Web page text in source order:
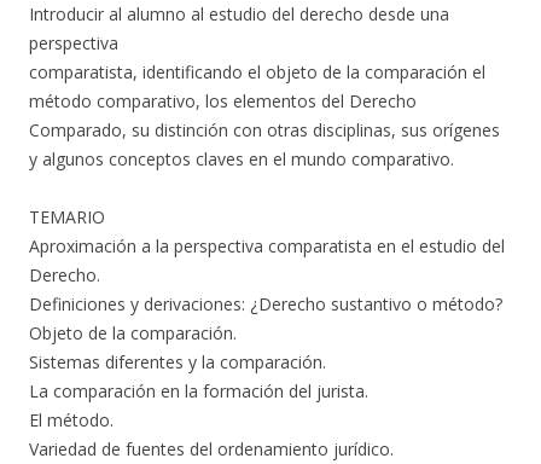
Introducir al alumno al estudio del derecho desde una
perspectiva
comparatista, identificando el objeto de la comparación el
método comparativo, los elementos del Derecho
Comparado, su distinción con otras disciplinas, sus orígenes
y algunos conceptos claves en el mundo comparativo.
TEMARIO
Aproximación a la perspectiva comparatista en el estudio del
Derecho.
Definiciones y derivaciones: ¿Derecho sustantivo o método?
Objeto de la comparación.
Sistemas diferentes y la comparación.
La comparación en la formación del jurista.
El método.
Variedad de fuentes del ordenamiento jurídico.